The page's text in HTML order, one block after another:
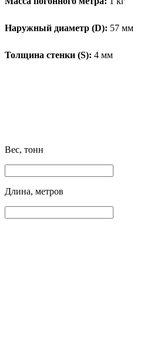
Наружный диаметр (D): 57 мм
Толщина стенки (S): 4 мм
Вес, тонн
Длина, метров